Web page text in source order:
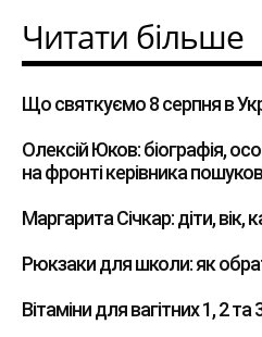
Читати більше
Що святкуємо 8 серпня в
Олексій Юков: біографія,
на фронті керівника
Маргарита Січкар: діти, вік,
Рюкзаки для школи: як
Вітаміни для вагітних 1, 2